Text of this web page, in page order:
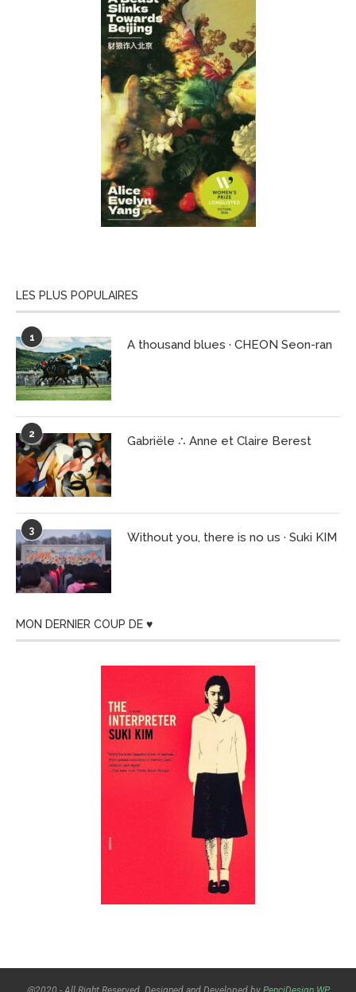
LES PLUS POPULAIRES
1 A thousand blues · CHEON Seon-ran
2 Gabriële ∴ Anne et Claire Berest
3 Without you, there is no us · Suki KIM
MON DERNIER COUP DE ♥